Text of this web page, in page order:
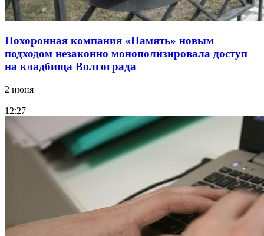
Похоронная компания «Память» новым
подходом незаконно монополизировала доступ
на кладбища Волгограда
2 июня
12:27